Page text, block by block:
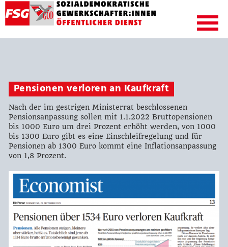
Pensionen verloren an Kaufkraft
Nach der im gestrigen Ministerrat beschlossenen
Pensionsanpassung sollen mit 1.1.2022 Bruttopensionen
bis 1000 Euro um drei Prozent erhöht werden, von 1000
bis 1300 Euro gibt es eine Einschleifregelung und für
Pensionen ab 1300 Euro kommt eine Inflationsanpassung
von 1,8 Prozent.